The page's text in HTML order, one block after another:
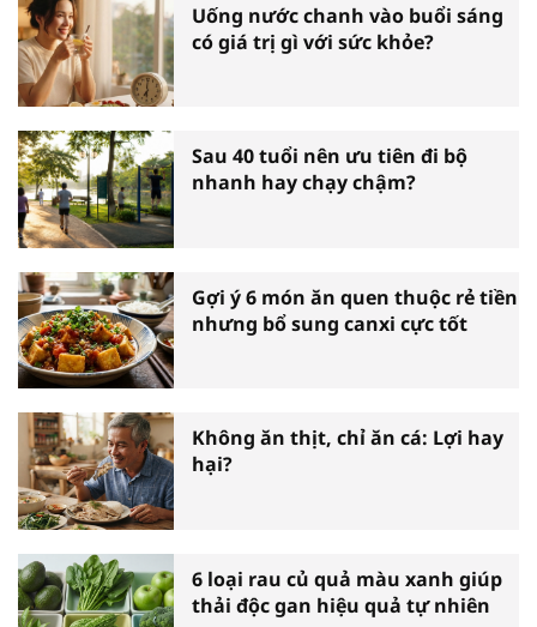
Uống nước chanh vào buổi sáng
có giá trị gì với sức khỏe?
Sau 40 tuổi nên ưu tiên đi bộ
nhanh hay chạy chậm?
Gợi ý 6 món ăn quen thuộc rẻ tiền
nhưng bổ sung canxi cực tốt
Không ăn thịt, chỉ ăn cá: Lợi hay
hại?
6 loại rau củ quả màu xanh giúp
thải độc gan hiệu quả tự nhiên